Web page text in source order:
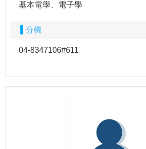
基本電學、電子學
分機
04-8347106#611